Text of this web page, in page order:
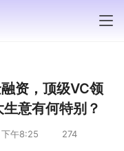
资，顶级VC领
意有何特别？
午8:25 274